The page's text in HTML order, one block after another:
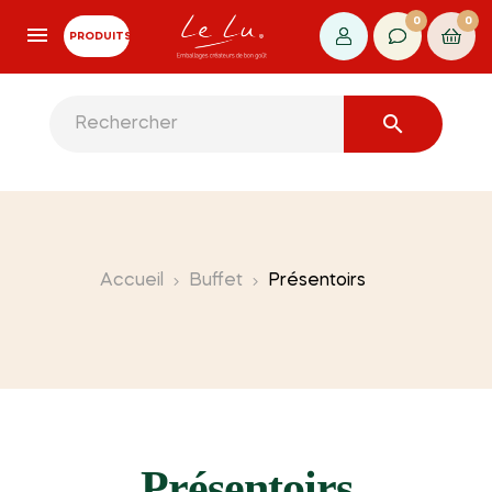
PRODUITS
0 0

Accueil Buffet Présentoirs